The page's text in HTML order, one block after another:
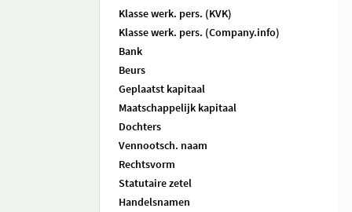
Klasse werk. pers. (KVK)
Klasse werk. pers. (Company.info)
Bank
Beurs
Geplaatst kapitaal
Maatschappelijk kapitaal
Dochters
Vennootsch. naam
Rechtsvorm
Statutaire zetel
Handelsnamen